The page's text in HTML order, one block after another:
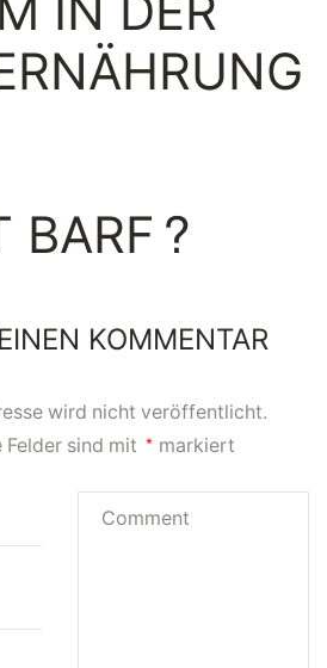
BARF?
KOMMENTAR
wird nicht veröffentlicht.
sind mit * markiert